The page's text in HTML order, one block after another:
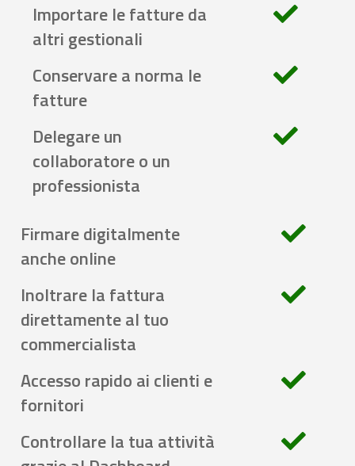
Importare le fatture da
altri gestionali
Conservare a norma le
fatture
Delegare un
collaboratore o un
professionista
Firmare digitalmente
anche online
Inoltrare la fattura
direttamente al tuo
commercialista
Accesso rapido ai clienti e
fornitori
Controllare la tua attività